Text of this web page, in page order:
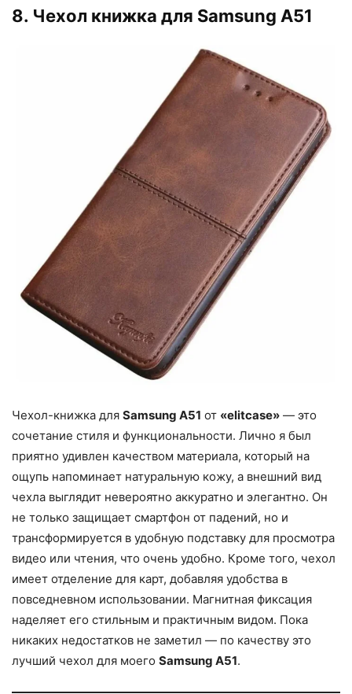
8. Чехол книжка для Samsung A51
Чехол-книжка для Samsung A51 от «elitcase» — это
сочетание стиля и функциональности. Лично я был
приятно удивлен качеством материала, который на
ощупь напоминает натуральную кожу, а внешний вид
чехла выглядит невероятно аккуратно и элегантно. Он
не только защищает смартфон от падений, но и
трансформируется в удобную подставку для просмотра
видео или чтения, что очень удобно. Кроме того, чехол
имеет отделение для карт, добавляя удобства в
повседневном использовании. Магнитная фиксация
наделяет его стильным и практичным видом. Пока
никаких недостатков не заметил — по качеству это
лучший чехол для моего Samsung A51.